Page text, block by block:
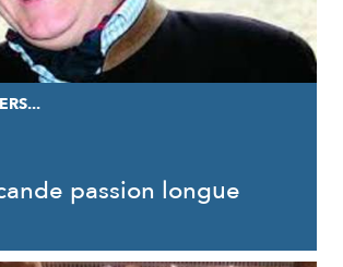
passion longue